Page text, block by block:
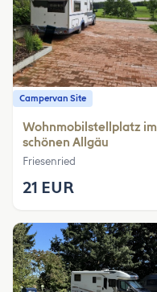
Campervan Site
Wohnmobilstellplatz im
schönen Allgäu
Friesenried
21 EUR